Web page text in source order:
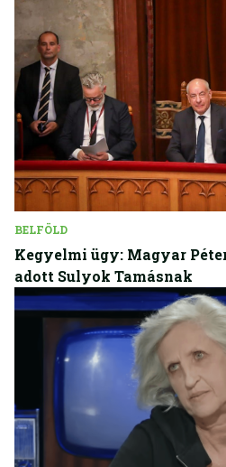
BELFÖLD
Kegyelmi ügy: Magyar
adott Sulyok Tamásnak